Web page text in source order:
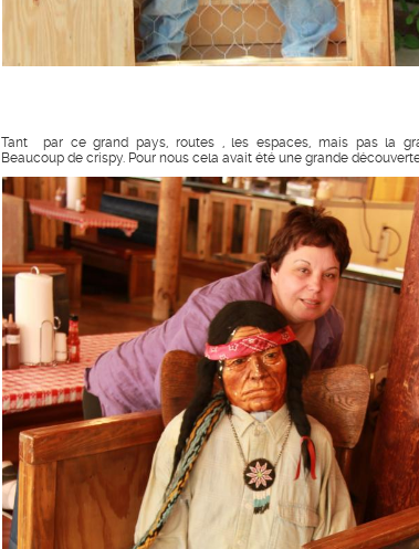
Tant par ce grand pays, routes , les espaces, mais pas la
Beaucoup de crispy. Pour nous cela avait été une grande